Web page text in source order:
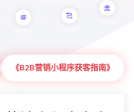
《B2B营销小程序获客指南》